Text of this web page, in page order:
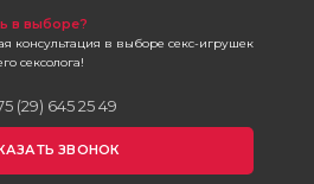
в выборе?
консультация в выборе секс-игрушек
сексолога!
(29) 645 25 49
ЗВОНОК